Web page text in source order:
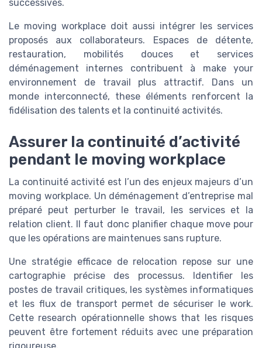
successives.
Le moving workplace doit aussi intégrer les services
proposés aux collaborateurs. Espaces de détente,
restauration, mobilités douces et services
déménagement internes contribuent à make your
environnement de travail plus attractif. Dans un
monde interconnecté, these éléments renforcent la
fidélisation des talents et la continuité activités.
Assurer la continuité d’activité
pendant le moving workplace
La continuité activité est l’un des enjeux majeurs d’un
moving workplace. Un déménagement d’entreprise mal
préparé peut perturber le travail, les services et la
relation client. Il faut donc planifier chaque move pour
que les opérations are maintenues sans rupture.
Une stratégie efficace de relocation repose sur une
cartographie précise des processus. Identifier les
postes de travail critiques, les systèmes informatiques
et les flux de transport permet de sécuriser le work.
Cette research opérationnelle shows that les risques
peuvent être fortement réduits avec une préparation